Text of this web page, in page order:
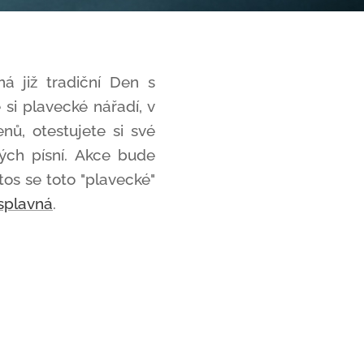
již tradiční Den s
si plavecké nářadí, v
otestujete si své
písní. Akce bude
se toto "plavecké"
.